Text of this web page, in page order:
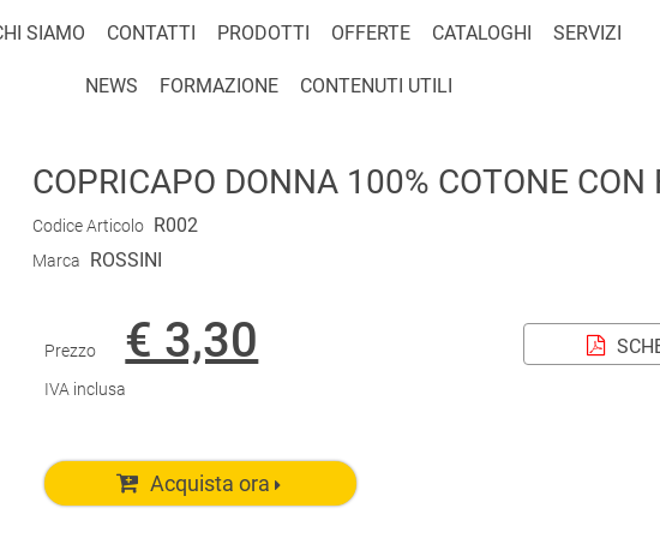
SIAMO CONTATTI PRODOTTI OFFERTE CATALOGHI SERVIZI
NEWS FORMAZIONE CONTENUTI UTILI
COPRICAPO DONNA 100% COTONE
Codice Articolo R002
Marca ROSSINI
Prezzo € 3,30
IVA inclusa
Acquista ora